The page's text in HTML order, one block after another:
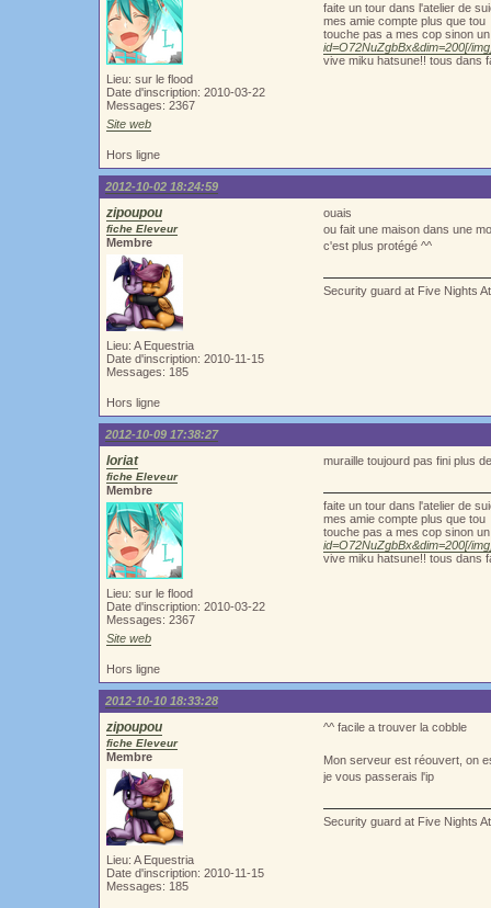
Lieu: sur le flood
Date d'inscription: 2010-03-22
Messages: 2367
Site web
faite un tour dans l'atelier de
mes amie compte plus que tou
touche pas a mes cop sinon
id=O72NuZgbBx&dim=200[/
vive miku hatsune!! tous dans
Hors ligne
2012-10-02 18:24:59
zipoupou
fiche Eleveur
Membre
Lieu: A Equestria
Date d'inscription: 2010-11-15
Messages: 185
ouais
ou fait une maison dans une
c'est plus protégé ^^
Security guard at Five Nights
Hors ligne
2012-10-09 17:38:27
loriat
fiche Eleveur
Membre
Lieu: sur le flood
Date d'inscription: 2010-03-22
Messages: 2367
Site web
muraille toujourd pas fini plus
faite un tour dans l'atelier de
mes amie compte plus que tou
touche pas a mes cop sinon
id=O72NuZgbBx&dim=200[/
vive miku hatsune!! tous dans
Hors ligne
2012-10-10 18:33:28
zipoupou
fiche Eleveur
Membre
Lieu: A Equestria
Date d'inscription: 2010-11-15
Messages: 185
^^ facile a trouver la cobble
Mon serveur est réouvert, on
je vous passerais l'ip
Security guard at Five Nights